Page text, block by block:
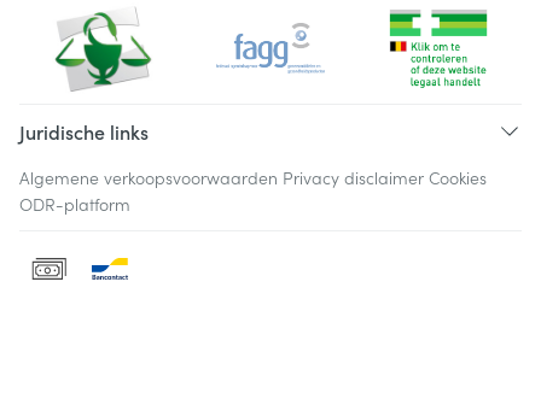
Juridische links
Algemene verkoopsvoorwaarden Privacy disclaimer Cookies
ODR-platform